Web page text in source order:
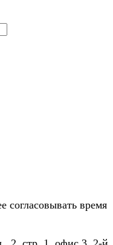
согласовывать время